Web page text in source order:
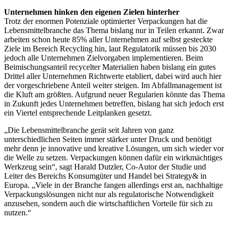
Unternehmen hinken den eigenen Zielen hinterher
Trotz der enormen Potenziale optimierter Verpackungen hat die
Lebensmittelbranche das Thema bislang nur in Teilen erkannt. Zwar
arbeiten schon heute 85% aller Unternehmen auf selbst gesteckte
Ziele im Bereich Recycling hin, laut Regulatorik müssen bis 2030
jedoch alle Unternehmen Zielvorgaben implementieren. Beim
Beimischungsanteil recycelter Materialien haben bislang ein gutes
Drittel aller Unternehmen Richtwerte etabliert, dabei wird auch hier
der vorgeschriebene Anteil weiter steigen. Im Abfallmanagement ist
die Kluft am größten. Aufgrund neuer Regularien könnte das Thema
in Zukunft jedes Unternehmen betreffen, bislang hat sich jedoch erst
ein Viertel entsprechende Leitplanken gesetzt.
„Die Lebensmittelbranche gerät seit Jahren von ganz
unterschiedlichen Seiten immer stärker unter Druck und benötigt
mehr denn je innovative und kreative Lösungen, um sich wieder vor
die Welle zu setzen. Verpackungen können dafür ein wirkmächtiges
Werkzeug sein“, sagt Harald Dutzler, Co-Autor der Studie und
Leiter des Bereichs Konsumgüter und Handel bei Strategy& in
Europa. „Viele in der Branche fangen allerdings erst an, nachhaltige
Verpackungslösungen nicht nur als regulatorische Notwendigkeit
anzusehen, sondern auch die wirtschaftlichen Vorteile für sich zu
nutzen.“